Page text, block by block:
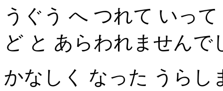
うぐう へ つれて いっ
ど と あらわれませんで
かなしく なった うらし